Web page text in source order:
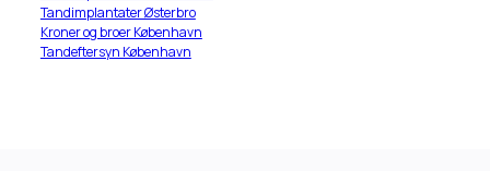
Tandimplantater Østerbro
Kroner og broer København
Tandeftersyn København